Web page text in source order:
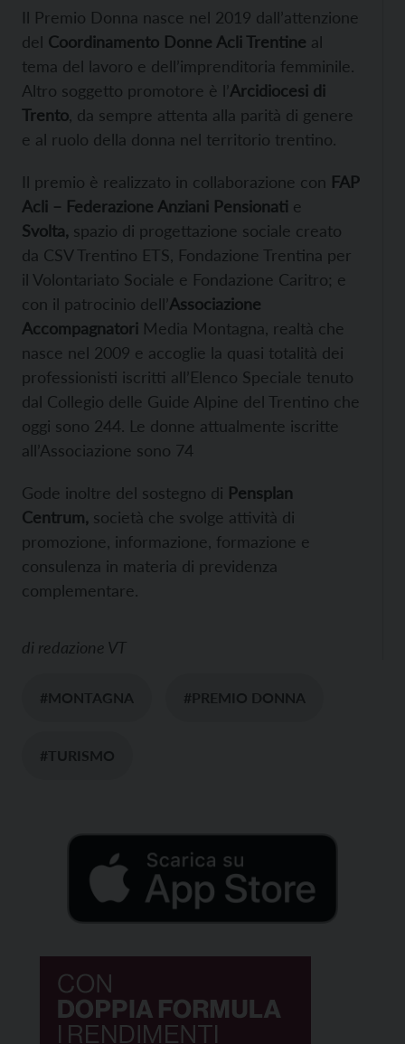
Il Premio Donna nasce nel 2019 dall’attenzione
del Coordinamento Donne Acli Trentine al
tema del lavoro e dell’imprenditoria femminile.
Altro soggetto promotore è l’Arcidiocesi di
Trento , da sempre attenta alla parità di genere
e al ruolo della donna nel territorio trentino.
Il premio è realizzato in collaborazione con FAP
Acli – Federazione Anziani Pensionati e
Svolta, spazio di progettazione sociale creato
da CSV Trentino ETS, Fondazione Trentina per
il Volontariato Sociale e Fondazione Caritro; e
con il patrocinio dell’Associazione
Accompagnatori Media Montagna, realtà che
nasce nel 2009 e accoglie la quasi totalità dei
professionisti iscritti all’Elenco Speciale tenuto
dal Collegio delle Guide Alpine del Trentino che
oggi sono 244. Le donne attualmente iscritte
all’Associazione sono 74
Gode inoltre del sostegno di Pensplan
Centrum, società che svolge attività di
promozione, informazione, formazione e
consulenza in materia di previdenza
complementare.
di redazione VT
#MONTAGNA #PREMIO DONNA
#TURISMO